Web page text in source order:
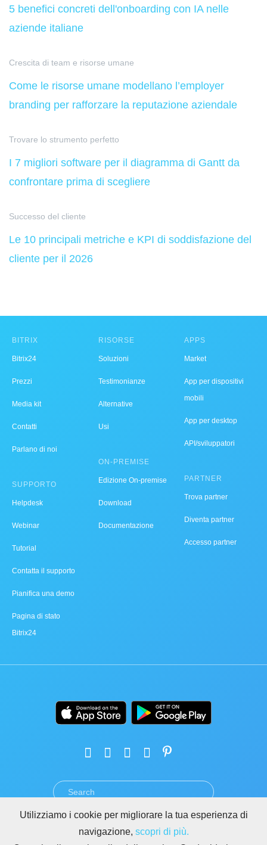
5 benefici concreti dell'onboarding con IA nelle
aziende italiane
Crescita di team e risorse umane
Come le risorse umane modellano l’employer
branding per rafforzare la reputazione aziendale
Trovare lo strumento perfetto
I 7 migliori software per il diagramma di Gantt da
confrontare prima di scegliere
Successo del cliente
Le 10 principali metriche e KPI di soddisfazione del
cliente per il 2026
BITRIX
Bitrix24
Prezzi
Media kit
Contatti
Parlano di noi
SUPPORTO
Helpdesk
Webinar
Tutorial
Contatta il supporto
Pianifica una demo
Pagina di stato
Bitrix24
RISORSE
Soluzioni
Testimonianze
Alternative
Usi
ON-PREMISE
Edizione On-premise
Download
Documentazione
APPS
Market
App per dispositivi
mobili
App per desktop
API/sviluppatori
PARTNER
Trova partner
Diventa partner
Accesso partner
PRIVACY GDPR
ABUSO
REGOLE PER I SITI DI BITRIX24
Utilizziamo i cookie per migliorare la tua esperienza di
navigazione, scopri di più.